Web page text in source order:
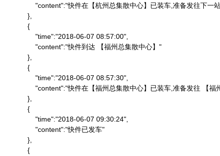
"content":"快件在【杭州总集散中心】已装车,准备发往下一
            },
            {
                "time":"2018-06-07 08:57:00",
                "content":"快件到达 【福州总集散中心】"
            },
            {
                "time":"2018-06-07 08:57:30",
"content":"快件在【福州总集散中心】已装车,准备发往 【
            },
            {
                "time":"2018-06-07 09:30:24",
                "content":"快件已发车"
            },
            {